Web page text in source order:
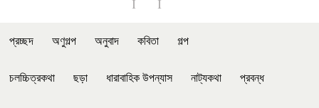
প্রচ্ছদ অণুগল্প অনুবাদ কবিতা গল্প
চলচ্চিত্রকথা ছড়া ধারাবাহিক উপন্যাস নাট্যকথা প্রবন্ধ